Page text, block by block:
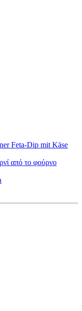
Feta-Dip mit Käse
από το φούρνο